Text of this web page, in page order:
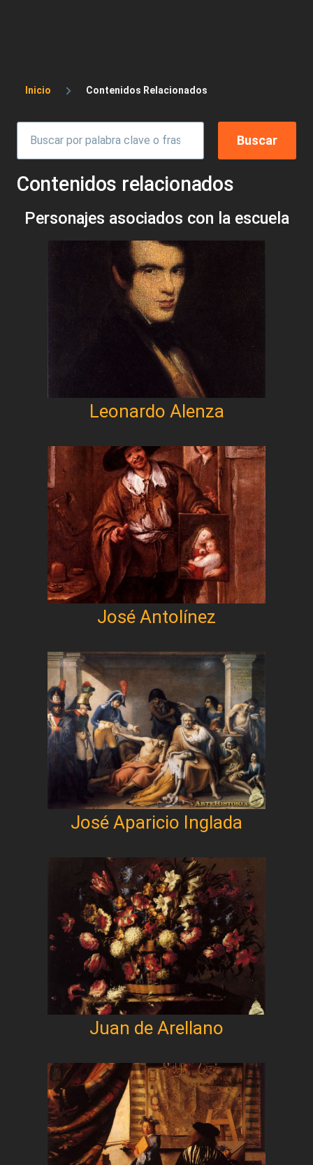
Sobrescribir enlaces de ayuda a la
Inicio Contenidos Relacionados
Contenidos relacionados
Personajes asociados con la escuela
Leonardo Alenza
José Antolínez
José Aparicio Inglada
Juan de Arellano